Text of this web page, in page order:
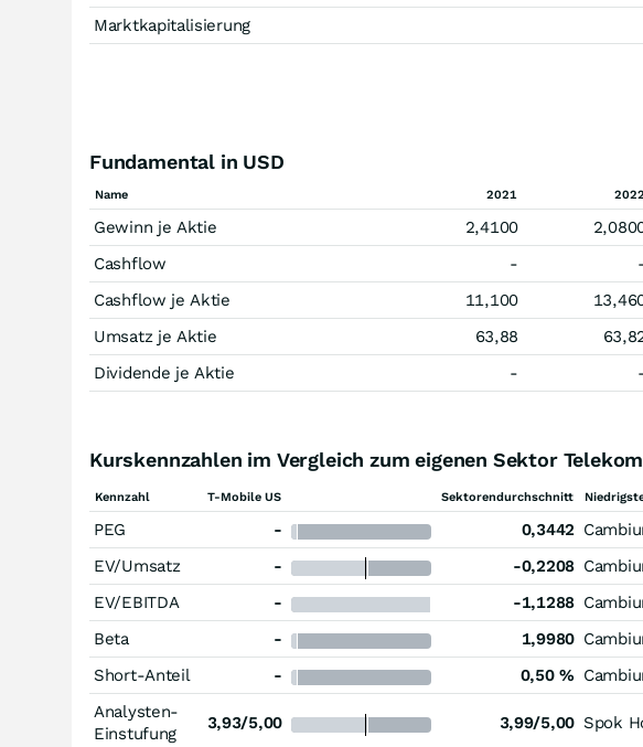
Marktkapitalisierung
Fundamental in USD
Name 2021 2022
Gewinn je Aktie 2,4100
Cashflow
-
Cashflow je Aktie
11,100
Umsatz je Aktie
63,88
Dividende je Aktie
-
Kurskennzahlen im Vergleich zum eigenen Sektor
Kennzahl T-Mobile US Sektorendurchschnitt
PEG - 0,3442
EV/Umsatz
- -0,2208
EV/EBITDA
- -1,1288
Beta
- 1,9980
Short-Anteil
- 0,50 %
Analysten-
Einstufung
3,93/5,00 3,99/5,00